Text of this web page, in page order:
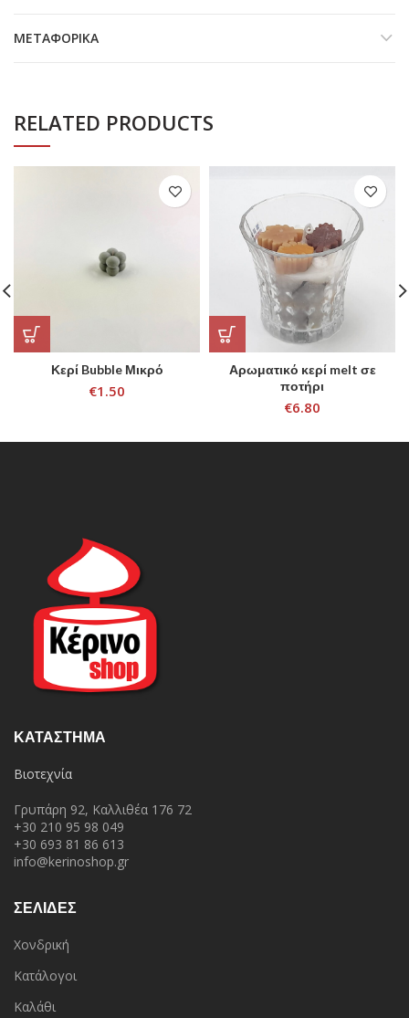
ΜΕΤΑΦΟΡΙΚΆ
RELATED PRODUCTS
Κερί Bubble Μικρό
€1.50
Αρωματικό κερί melt σε
ποτήρι
€6.80
ΚΑΤΆΣΤΗΜΑ
Βιοτεχνία
Γρυπάρη 92, Καλλιθέα 176 72
+30 210 95 98 049
+30 693 81 86 613
info@kerinoshop.gr
ΣΕΛΙΔΕΣ
Χονδρική
Κατάλογοι
Καλάθι